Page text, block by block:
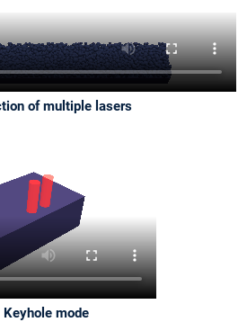
of multiple lasers
Keyhole mode